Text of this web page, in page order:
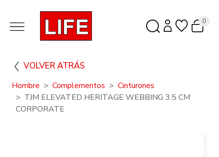
0
VOLVER ATRÁS
Hombre Complementos
Cinturones
TJM ELEVATED HERITAGE WEBBING 3.5 CM
CORPORATE